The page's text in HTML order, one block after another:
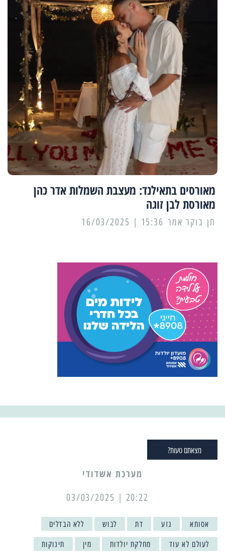
מאורסים בתאילנד: מעצבת השמלות אדר כהן
מאורסת לבן זוגה
15:36 | 16/03/2025
מצאתם טעות?
מערכת אשדודי
20:22 | 03/03/2025
אסותא גזע דת לבוש ללא הבדלים
לעולם לא עוד מחלקת יולדות מין תינוקות